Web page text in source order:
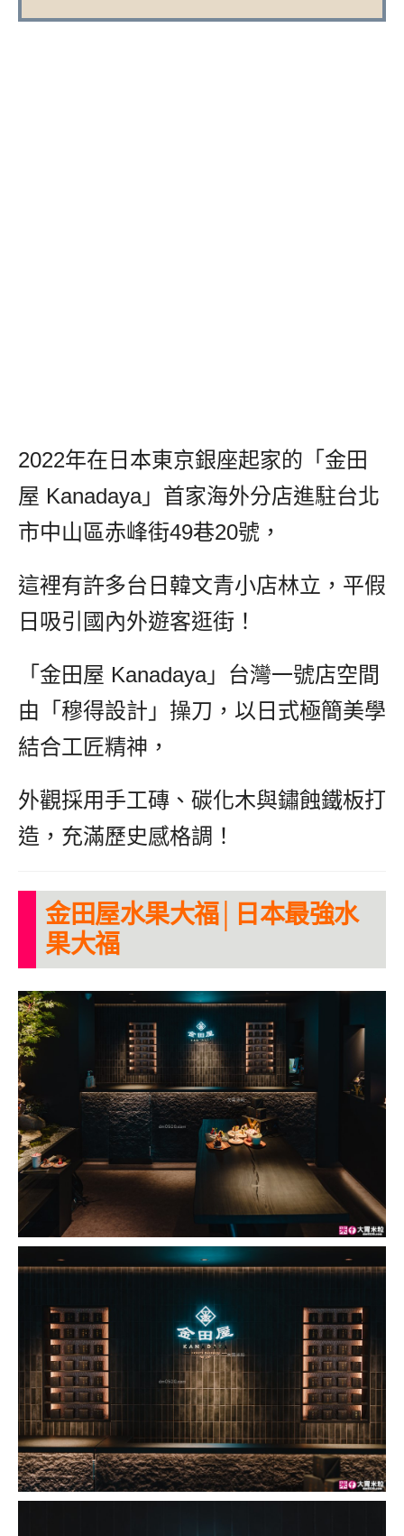
2022年在日本東京銀座起家的「金田
屋 Kanadaya」首家海外分店進駐台北
市中山區赤峰街49巷20號，
這裡有許多台日韓文青小店林立，平假
日吸引國內外遊客逛街！
「金田屋 Kanadaya」台灣一號店空間
由「穆得設計」操刀，以日式極簡美學
結合工匠精神，
外觀採用手工磚、碳化木與鏽蝕鐵板打
造，充滿歷史感格調！
金田屋水果大福│日本最強水
果大福